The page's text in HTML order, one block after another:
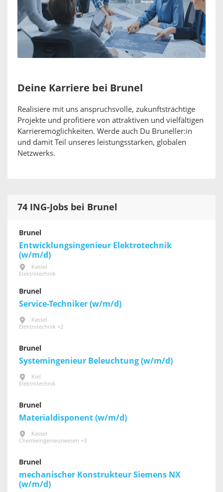
Deine Karriere bei Brunel
Realisiere mit uns anspruchsvolle, zukunftsträchtige
Projekte und profitiere von attraktiven und vielfältigen
Karrieremöglichkeiten. Werde auch Du Bruneller:in
und damit Teil unseres leistungsstarken, globalen
Netzwerks.
74 ING-Jobs bei Brunel
Brunel
Entwicklungsingenieur Elektrotechnik
(w/m/d)
Kassel
Elektrotechnik
Brunel
Service-Techniker (w/m/d)
Kassel
Elektrotechnik +2
Brunel
Systemingenieur Beleuchtung (w/m/d)
Kiel
Elektrotechnik
Brunel
Materialdisponent (w/m/d)
Kassel
Chemieingenieurwesen +3
Brunel
mechanischer Konstrukteur Siemens NX
(w/m/d)